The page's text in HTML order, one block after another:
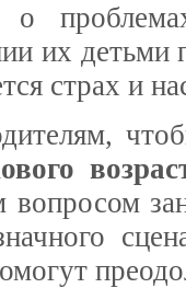
о
их детьми
страх и
вопросом